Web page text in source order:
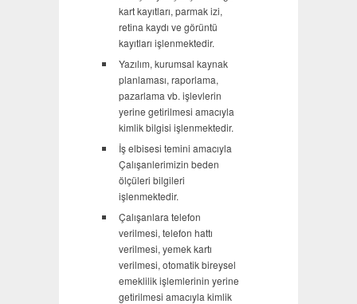
kart kayıtları, parmak izi,
retina kaydı ve görüntü
kayıtları işlenmektedir.
Yazılım, kurumsal kaynak
planlaması, raporlama,
pazarlama vb. işlevlerin
yerine getirilmesi amacıyla
kimlik bilgisi işlenmektedir.
İş elbisesi temini amacıyla
Çalışanlerimizin beden
ölçüleri bilgileri
işlenmektedir.
Çalışanlara telefon
verilmesi, telefon hattı
verilmesi, yemek kartı
verilmesi, otomatik bireysel
emeklilik işlemlerinin yerine
getirilmesi amacıyla kimlik